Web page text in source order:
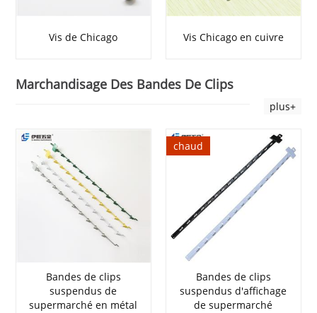
Vis de Chicago Vis Chicago en cuivre
Marchandisage Des Bandes De Clips
plus+
Bandes de clips
suspendus de
supermarché en métal
chaud
Bandes de clips
suspendus d'affichage
de supermarché